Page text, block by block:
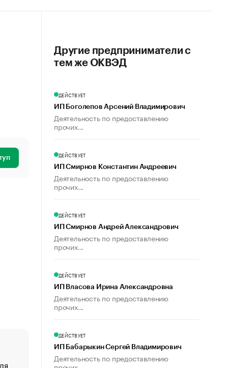
«От спорта тело стареет иначе». Как живет глава
Другие предприниматели с
тем же ОКВЭД
ДЕЙСТВУЕТ
ИП Боголепов Арсений Владимирович
Деятельность по предоставлению
прочих...
ДЕЙСТВУЕТ
ИП Смирнов Константин Андреевич
Деятельность по предоставлению
прочих...
ДЕЙСТВУЕТ
ИП Смирнов Андрей Александрович
Деятельность по предоставлению
прочих...
ДЕЙСТВУЕТ
ИП Власова Ирина Александровна
Деятельность по предоставлению
прочих...
ДЕЙСТВУЕТ
ИП Бабарыкин Сергей Владимирович
Деятельность по предоставлению